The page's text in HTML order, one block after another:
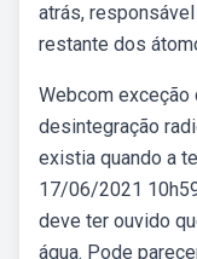
atrás,
restante dos
Webcom
desintegração
existia quando a
17/06/2021
deve ter ouvido
água. Pode